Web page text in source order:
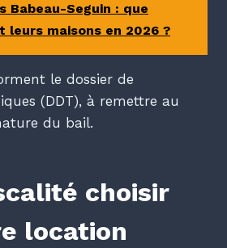
Babeau-Seguin : que
leurs maisons en 2026 ?
le dossier de
(DDT), à remettre au
du bail.
choisir
location